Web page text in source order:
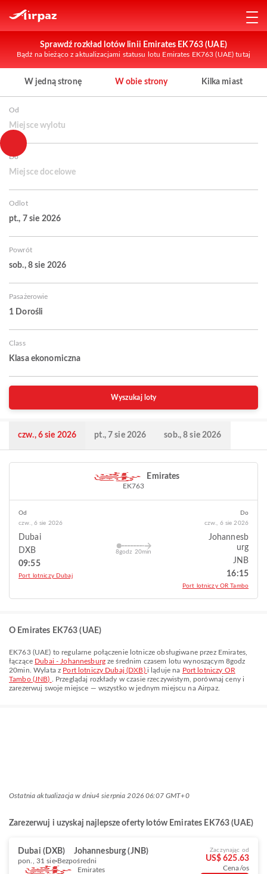
Sprawdź rozkład lotów linii Emirates EK763 (UAE)
Bądź na bieżąco z aktualizacjami statusu lotu Emirates EK763 (UAE) tutaj
W jedną stronę W obie strony Kilka miast
Od
Miejsce wylotu
Do
Miejsce docelowe
Odlot
pt., 7 sie 2026
Powrót
sob., 8 sie 2026
Pasażerowie
1 Dorośli
Class
Klasa ekonomiczna
Wyszukaj loty
czw., 6 sie 2026 pt., 7 sie 2026 sob., 8 sie 2026
Emirates
EK763
Od
czw., 6 sie 2026
Dubai
DXB
09:55
Port lotniczy Dubaj
8godz 20min
Do
czw., 6 sie 2026
Johannesb
urg
JNB
16:15
Port lotniczy OR Tambo
O Emirates EK763 (UAE)
EK763(UAE) to regularne połączenie lotnicze obsługiwane przez Emirates,
łączące Dubai - Johannesburgze średnim czasem lotu wynoszącym 8godz
20min . Wylata z Port lotniczy Dubaj (DXB) i ląduje na Port lotniczy OR
Tambo (JNB)
. Przeglądaj rozkłady w czasie rzeczywistym, porównaj ceny i
zarezerwuj swoje miejsce — wszystko w jednym miejscu na Airpaz.
Ostatnia aktualizacja w dniu4 sierpnia 2026 06:07 GMT+0
Zarezerwuj i uzyskaj najlepsze oferty lotów Emirates EK763 (UAE)
Dubai (DXB) Johannesburg (JNB)
pon., 31 sie Bezpośredni
Emirates
Zaczynając od
US$ 625.63
Cena/os